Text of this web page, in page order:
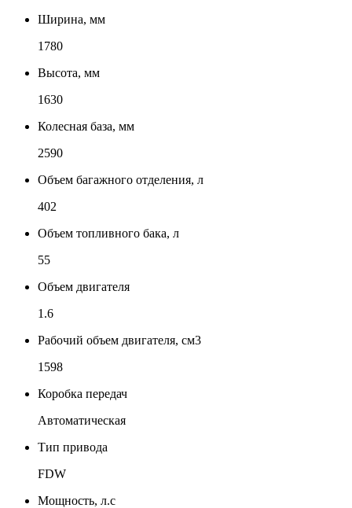
Ширина, мм
1780
Высота, мм
1630
Колесная база, мм
2590
Объем багажного отделения, л
402
Объем топливного бака, л
55
Объем двигателя
1.6
Рабочий объем двигателя, см3
1598
Коробка передач
Автоматическая
Тип привода
FDW
Мощность, л.с